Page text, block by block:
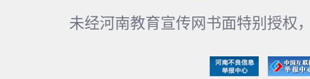
未经河南教育宣传网书面特别授权